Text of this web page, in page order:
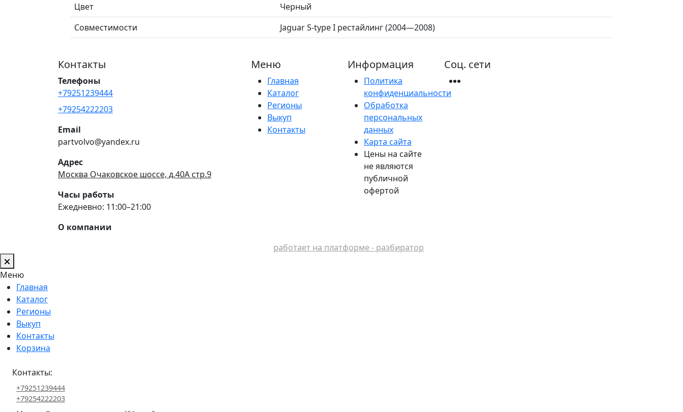
Цвет
Черный
Совместимости
Jaguar S-type I рестайлинг (2004—2008)
Контакты
Телефоны
+79251239444
+79254222203
Email
partvolvo@yandex.ru
Адрес
Москва Очаковское шоссе, д.40А стр.9
Часы работы
Ежедневно: 11:00–21:00
О компании
Меню
Главная
Каталог
Регионы
Выкуп
Контакты
Информация
Политика
конфиденциальности
Обработка
персональных
данных
Карта сайта
Цены на сайте
не являются
публичной
офертой
Соц. сети
работает на платформе - разбиратор
Меню
Главная
Каталог
Регионы
Выкуп
Контакты
Корзина
Контакты:
+79251239444
+79254222203